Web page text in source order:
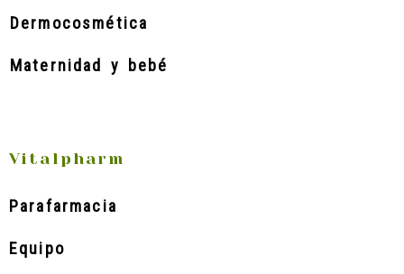
Dermocosmética
Maternidad y bebé
Vitalpharm
Parafarmacia
Equipo